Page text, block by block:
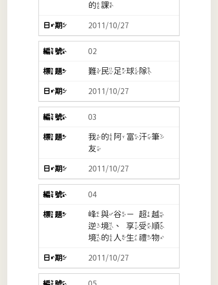
的課
2011/10/27
02
難民足球隊
2011/10/27
03
我的阿富汗筆
友
2011/10/27
04
峰與谷－超越
逆境、享受順
境的人生禮物
2011/10/27